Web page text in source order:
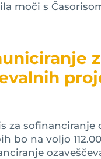
moči s
za sofinanciranje
na voljo